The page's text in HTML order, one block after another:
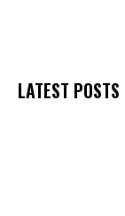
LATEST POSTS